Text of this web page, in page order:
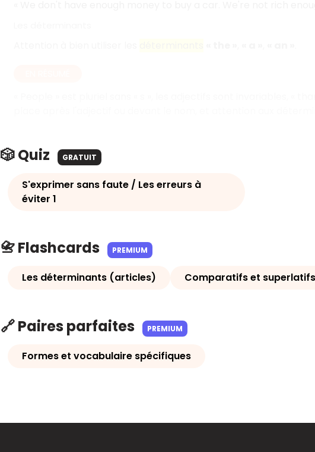
🎲 Quiz GRATUIT
S'exprimer sans faute / Les erreurs à
éviter 1
📇 Flashcards PREMIUM
Les déterminants (articles) Comparatifs et
🔗 Paires parfaites PREMIUM
Formes et vocabulaire spécifiques